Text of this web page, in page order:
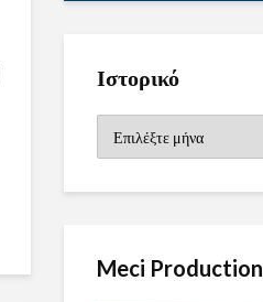
Ιστορικό
Meci Production